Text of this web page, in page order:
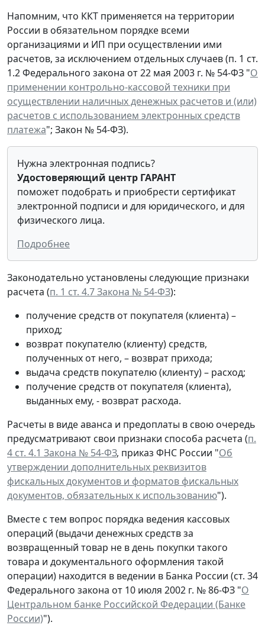
Напомним, что ККТ применяется на территории
России в обязательном порядке всеми
организациями и ИП при осуществлении ими
расчетов, за исключением отдельных случаев (п. 1 ст.
1.2 Федерального закона от 22 мая 2003 г. № 54-ФЗ "О
применении контрольно-кассовой техники при
осуществлении наличных денежных расчетов и (или)
расчетов с использованием электронных средств
платежа"; Закон № 54-ФЗ).
Нужна электронная подпись?
Удостоверяющий центр ГАРАНТ
поможет подобрать и приобрести сертификат
электронной подписи и для юридического, и для
физического лица.
Подробнее
Законодательно установлены следующие признаки
расчета (п. 1 ст. 4.7 Закона № 54-ФЗ):
получение средств от покупателя (клиента) –
приход;
возврат покупателю (клиенту) средств,
полученных от него, – возврат прихода;
выдача средств покупателю (клиенту) – расход;
получение средств от покупателя (клиента),
выданных ему, - возврат расхода.
Расчеты в виде аванса и предоплаты в свою очередь
предусматривают свои признаки способа расчета (п.
4 ст. 4.1 Закона № 54-ФЗ, приказ ФНС России "Об
утверждении дополнительных реквизитов
фискальных документов и форматов фискальных
документов, обязательных к использованию").
Вместе с тем вопрос порядка ведения кассовых
операций (выдачи денежных средств за
возвращенный товар не в день покупки такого
товара и документального оформления такой
операции) находится в ведении в Банка России (ст. 34
Федерального закона от 10 июля 2002 г. № 86-ФЗ "О
Центральном банке Российской Федерации (Банке
России)").